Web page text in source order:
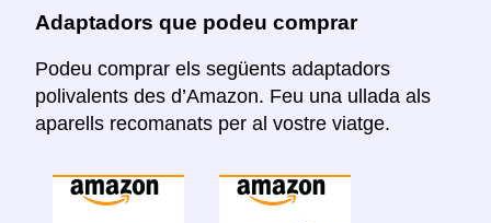
Adaptadors que podeu comprar
Podeu comprar els següents adaptadors
polivalents des d’Amazon. Feu una ullada als
aparells recomanats per al vostre viatge.